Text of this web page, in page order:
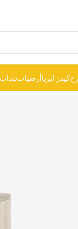
كيدز ايرياأرضياتتندات